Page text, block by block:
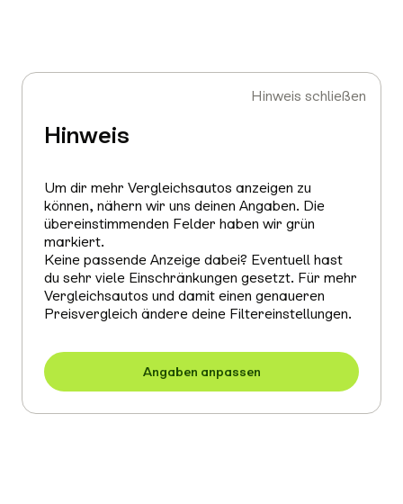
Hinweis schließen
Hinweis
Um dir mehr Vergleichsautos anzeigen zu
können, nähern wir uns deinen Angaben. Die
übereinstimmenden Felder haben wir grün
markiert.
Keine passende Anzeige dabei? Eventuell hast
du sehr viele Einschränkungen gesetzt. Für mehr
Vergleichsautos und damit einen genaueren
Preisvergleich ändere deine Filtereinstellungen.
Angaben anpassen